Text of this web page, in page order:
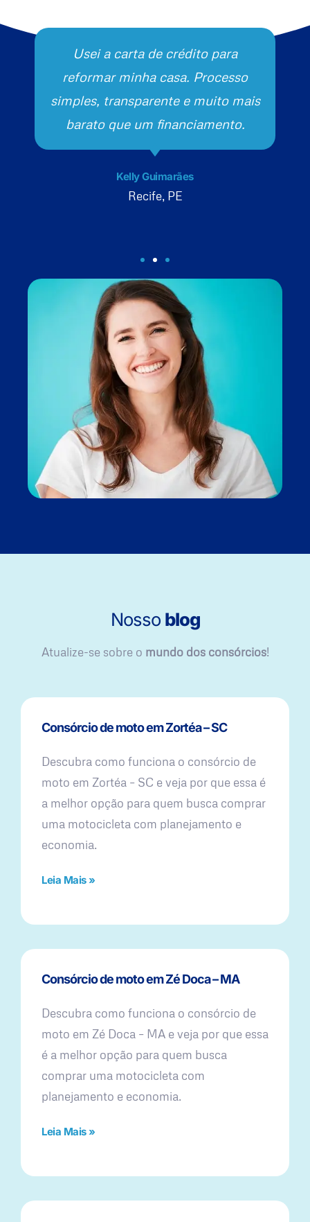
Usei a carta de crédito para
reformar minha casa. Processo
simples, transparente e muito mais
barato que um financiamento.
Kelly Guimarães
Recife, PE
Nosso blog
Atualize-se sobre o mundo dos consórcios!
Consórcio de moto em Zortéa – SC
Descubra como funciona o consórcio de
moto em Zortéa – SC e veja por que essa é
a melhor opção para quem busca comprar
uma motocicleta com planejamento e
economia.
Leia Mais »
Consórcio de moto em Zé Doca – MA
Descubra como funciona o consórcio de
moto em Zé Doca – MA e veja por que essa
é a melhor opção para quem busca
comprar uma motocicleta com
planejamento e economia.
Leia Mais »